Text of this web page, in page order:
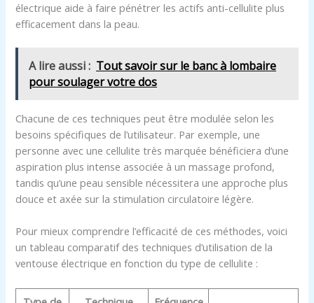
électrique aide à faire pénétrer les actifs anti-cellulite plus
efficacement dans la peau.
A lire aussi : Tout savoir sur le banc à lombaire
pour soulager votre dos
Chacune de ces techniques peut être modulée selon les
besoins spécifiques de l’utilisateur. Par exemple, une
personne avec une cellulite très marquée bénéficiera d’une
aspiration plus intense associée à un massage profond,
tandis qu’une peau sensible nécessitera une approche plus
douce et axée sur la stimulation circulatoire légère.
Pour mieux comprendre l’efficacité de ces méthodes, voici
un tableau comparatif des techniques d’utilisation de la
ventouse électrique en fonction du type de cellulite :